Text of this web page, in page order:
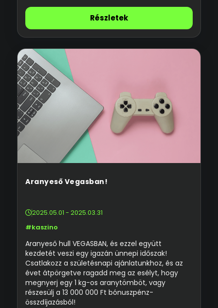
Részletek
Aranyeső Vegasban!
2025.05.01 - 2025.03.31
#kaszino
Aranyeső hull VEGASBAN, és ezzel együtt
kezdetét veszi egy igazán ünnepi időszak!
Csatlakozz a születésnapi ajánlatunkhoz, és az
évet átpörgetve ragadd meg az esélyt, hogy
megnyerj egy 1 kg-os aranytömböt, vagy
részesülj a 13 000 000 Ft bónuszpénz-
összdíjazásból!